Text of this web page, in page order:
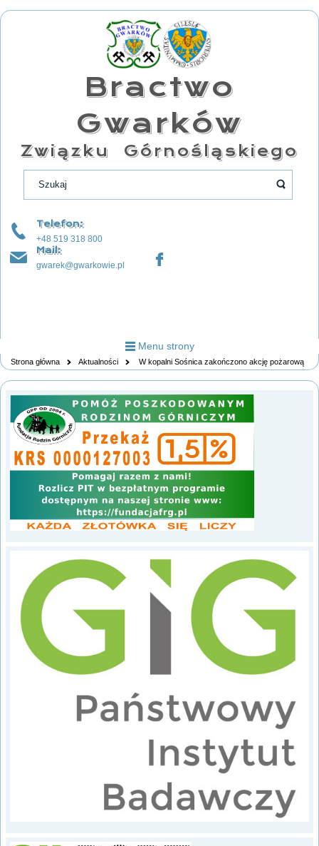
Bractwo
Gwarków
Związku Górnośląskiego
Telefon:
+48 519 318 800
Mail:
gwarek@gwarkowie.pl
Menu strony
Strona główna Aktualności W kopalni Sośnica zakończono akcję pożarową